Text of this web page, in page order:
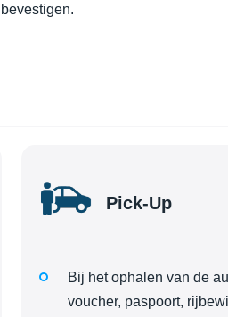
Pick-Up
Bij het ophalen van de
voucher, paspoort,